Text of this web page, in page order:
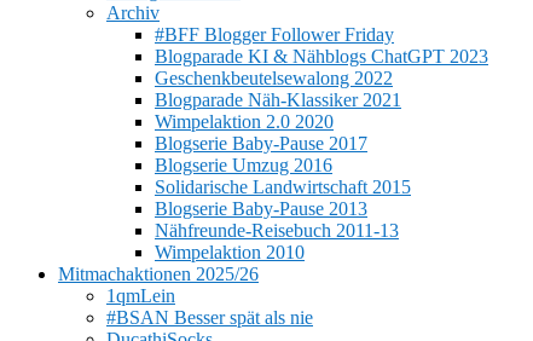
Archiv
#BFF Blogger Follower Friday
Blogparade KI & Nähblogs ChatGPT 2023
Geschenkbeutelsewalong 2022
Blogparade Näh-Klassiker 2021
Wimpelaktion 2.0 2020
Blogserie Baby-Pause 2017
Blogserie Umzug 2016
Solidarische Landwirtschaft 2015
Blogserie Baby-Pause 2013
Nähfreunde-Reisebuch 2011-13
Wimpelaktion 2010
Mitmachaktionen 2025/26
1qmLein
#BSAN Besser spät als nie